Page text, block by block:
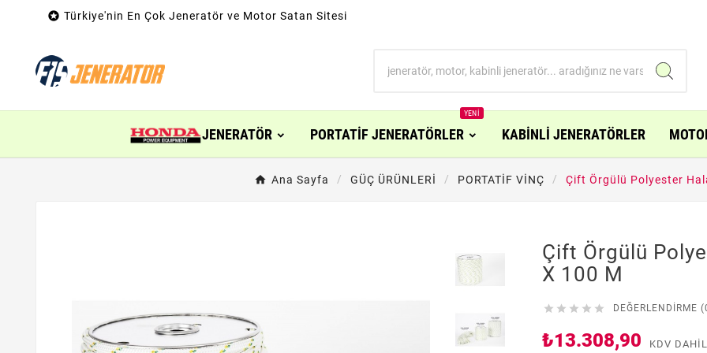
 Türkiye'nin En Çok Jeneratör ve Motor Satan Sitesi
JENERATÖR PORTATİF JENERATÖRLER
YENI
KABİNLİ JENERATÖRLER
Ana Sayfa GÜÇ ÜRÜNLERİ PORTATİF VİNÇ Çift Örgülü Polyester
Çift Örgülü
X 100 M
     DEĞERLENDIRME
₺13.308,90 KDV DAHIL